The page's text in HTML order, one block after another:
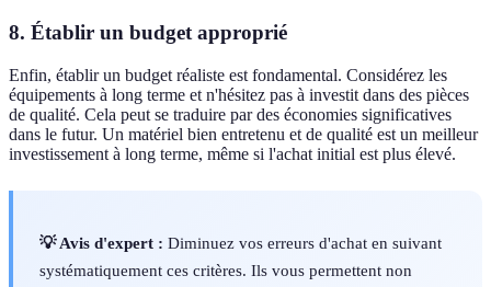
8. Établir un budget approprié
Enfin, établir un budget réaliste est fondamental. Considérez les
équipements à long terme et n'hésitez pas à investit dans des pièces
de qualité. Cela peut se traduire par des économies significatives
dans le futur. Un matériel bien entretenu et de qualité est un meilleur
investissement à long terme, même si l'achat initial est plus élevé.
💡 Avis d'expert : Diminuez vos erreurs d'achat en suivant
systématiquement ces critères. Ils vous permettent non